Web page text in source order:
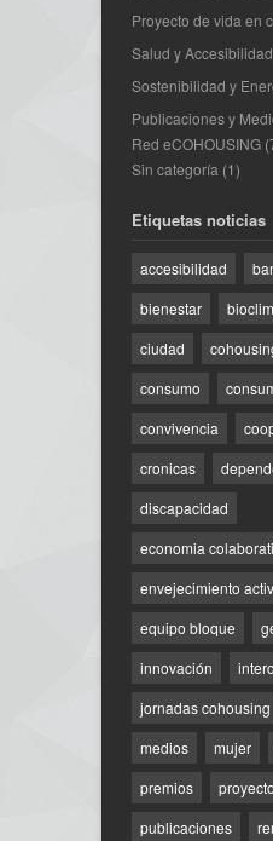
Proyecto de vida en
Salud y Accesibilidad
Sostenibilidad y
Publicaciones y
Red eCOHOUSING
Sin categoría (1)
Etiquetas noticias
accesibilidad
bienestar
ciudad
consumo
convivencia
cronicas
discapacidad
economia
envejecimiento
equipo bloque
innovación
jornadas cohousing
medios
mujer
premios
publicaciones